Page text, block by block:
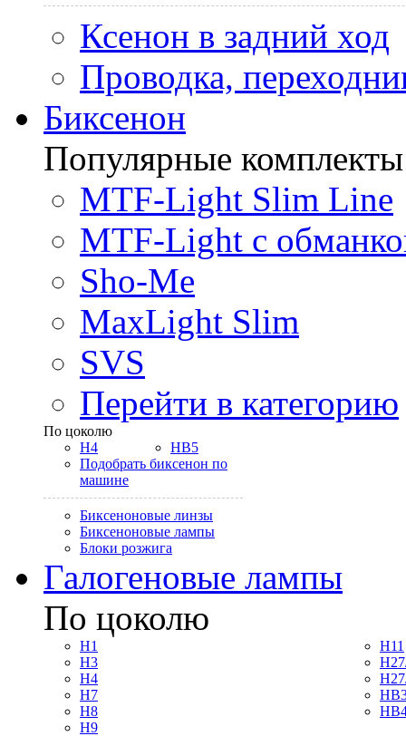
Ксенон в задний ход
Проводка,
Биксенон
Популярные комплекты
MTF-Light Slim Line
MTF-Light с
Sho-Me
MaxLight Slim
SVS
Перейти в категорию
По цоколю
H4
HB5
Подобрать биксенон по
машине
Биксеноновые линзы
Биксеноновые лампы
Блоки розжига
Галогеновые лампы
По цоколю
H1
H3
H4
H7
H8
H9
H11